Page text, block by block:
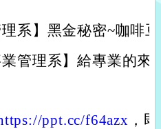
理系】黑金秘密~咖啡
業管理系】給專業的
ppt.cc/f64azx ，